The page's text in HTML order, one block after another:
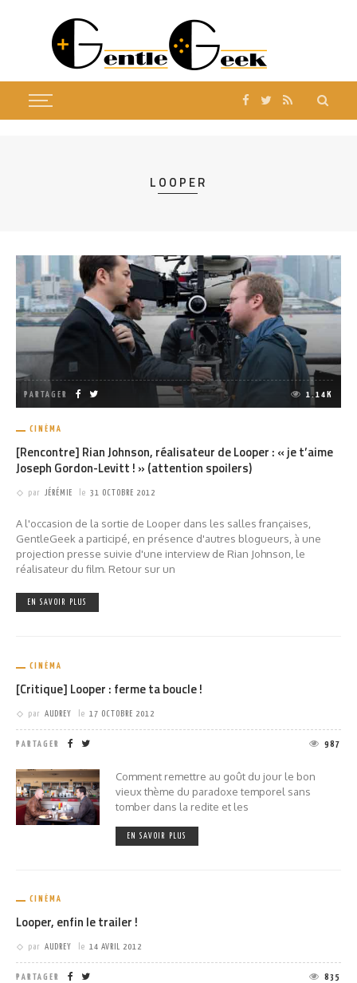
LOOPER
PARTAGER 1.14K
CINÉMA
[Rencontre] Rian Johnson, réalisateur de Looper : « je t’aime
Joseph Gordon-Levitt ! » (attention spoilers)
par JÉRÉMIE le 31 OCTOBRE 2012
A l'occasion de la sortie de Looper dans les salles françaises,
GentleGeek a participé, en présence d'autres blogueurs, à une
projection presse suivie d'une interview de Rian Johnson, le
réalisateur du film. Retour sur un
EN SAVOIR PLUS
CINÉMA
[Critique] Looper : ferme ta boucle !
par AUDREY le 17 OCTOBRE 2012
PARTAGER 987
Comment remettre au goût du jour le bon
vieux thème du paradoxe temporel sans
tomber dans la redite et les
EN SAVOIR PLUS
CINÉMA
Looper, enfin le trailer !
par AUDREY le 14 AVRIL 2012
PARTAGER 835